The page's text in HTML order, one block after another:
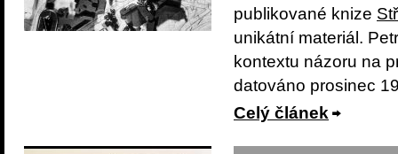
publikované knize
unikátní materiál.
kontextu názoru na
datováno prosinec
Celý článek